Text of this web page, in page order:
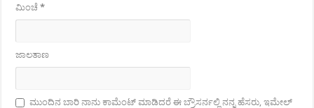
ಮಿಂಚೆ*
ಜಾಲತಾಣ
ಮುಂದಿನ ಬಾರಿ ನಾನು ಕಾಮೆಂಟ್ ಮಾಡಿದರೆ ಈ ಬ್ರೌಸರ್ನಲ್ಲಿ ನನ್ನ ಹೆಸರು, ಇಮೇಲ್